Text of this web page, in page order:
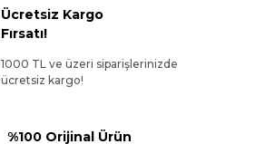
Ücretsiz Kargo
Fırsatı!
1000 TL ve üzeri siparişlerinizde
ücretsiz kargo!
%100 Orijinal Ürün